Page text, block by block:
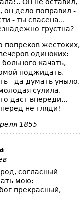
он дело поправил -
- ты спасена...
грустна?
попреков жестоких,
одиноких:
качать,
поджидать,
- да думать уныло,
сулила,
даст впереди...
не гляди!
1855
согласный
мою:
прекрасный,